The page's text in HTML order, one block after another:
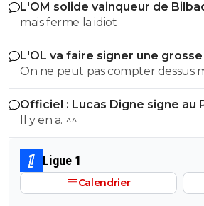
L'OM solide vainqueur de
mais ferme la idiot
L'OL va faire signer une
On ne peut pas compter dessus
son prêt ça a permis de prendre
Officiel : Lucas Digne signe au
Il y en a. ^^
Ligue 1
Calendrier